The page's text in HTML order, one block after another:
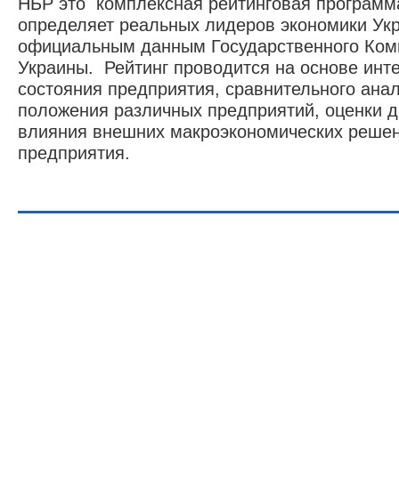
определяет реальных лидеров экономики
официальным данным Государственного
Украины. Рейтинг проводится на основе
состояния предприятия, сравнительного
положения различных предприятий, оценки
влияния внешних макроэкономических
предприятия.